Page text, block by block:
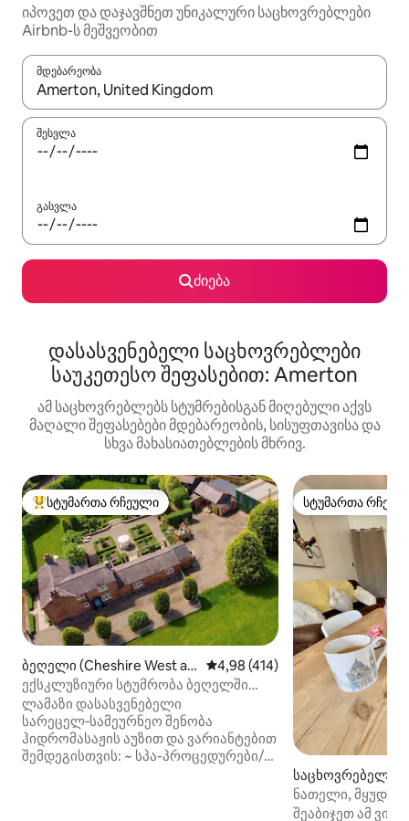
იპოვეთ და დაჯავშნეთ უნიკალური საცხოვრებლები
Airbnb-ს მეშვეობით
მდებარეობა
როცა შედეგები ხელმისაწვდომი გახდება, ნავიგაციისთვის
შესვლა
გასვლა
ძიება
დასასვენებელი საცხოვრებლები
საუკეთესო შეფასებით: Amerton
ამ საცხოვრებლებს სტუმრებისგან მიღებული აქვს
მაღალი შეფასებები მდებარეობის, სისუფთავისა და
სხვა მახასიათებლების მხრივ.
სტუმართა რჩეული მოწინავე ვარიანტი
სტუმართა რჩეული
ბეღელი (Cheshire West an
d Chester)
საშუალო შეფასებაა 5‑დან
4,98 (414)
ექსკლუზიური სტუმრობა ბეღელში
სპა‑პროცედურები და შეფ‑მზარეული
ადგილზე
ლამაზი დასასვენებელი
სარეცელ‑სამეურნეო შენობა
ჰიდრომასაჟის აუზით და ვარიანტებით
შემდეგისთვის: ~ სპა-პროცედურები/
სტუმართა
სტუმართა
საცხოვრებელი
დი)
ნათელი, მყუდრო
ცალკე ოფისით
შეაბიჯეთ ამ